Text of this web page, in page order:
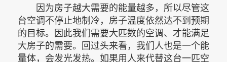
因为房子越大需要的能量越多，所以尽管这
台空调不停止地制冷，房子温度依然达不到预期
的目标。因此我们需要大匹数的空调、才能满足
大房子的需要。回过头来看，我们人也是一个能
量体，会发光发热。如果用人来代替这台一匹空